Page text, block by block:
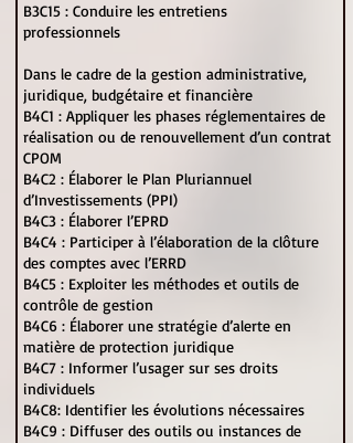
B3C15 : Conduire les entretiens
professionnels
Dans le cadre de la gestion administrative,
juridique, budgétaire et financière
B4C1 : Appliquer les phases réglementaires de
réalisation ou de renouvellement d’un contrat
CPOM
B4C2 : Élaborer le Plan Pluriannuel
d’Investissements (PPI)
B4C3 : Élaborer l’EPRD
B4C4 : Participer à l’élaboration de la clôture
des comptes avec l’ERRD
B4C5 : Exploiter les méthodes et outils de
contrôle de gestion
B4C6 : Élaborer une stratégie d’alerte en
matière de protection juridique
B4C7 : Informer l’usager sur ses droits
individuels
B4C8: Identifier les évolutions nécessaires
B4C9 : Diffuser des outils ou instances de